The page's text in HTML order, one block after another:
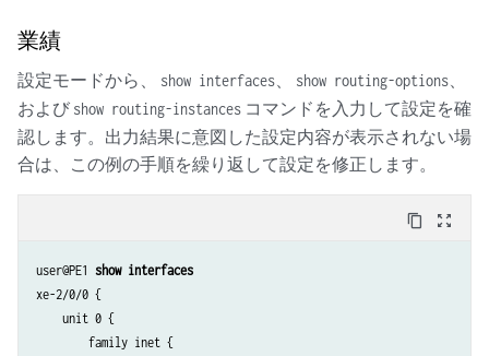
業績
設定モードから、 show interfaces show routing-options
および show routing-instances コマンドを入力して設定を確
認します。出力結果に意図した設定内容が表示されない場
合は、この例の手順を繰り返して設定を修正します。
content_copy zoom_out_map
user@PE1 show interfaces
xe-2/0/0 {
    unit 0 {
        family inet {